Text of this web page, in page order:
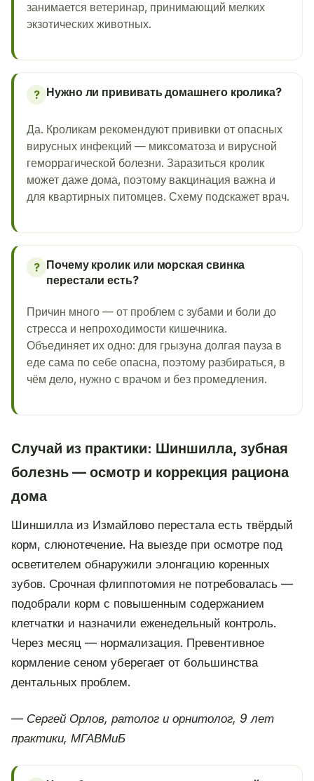
занимается ветеринар, принимающий мелких
экзотических животных.
? Нужно ли прививать домашнего кролика?
Да. Кроликам рекомендуют прививки от опасных
вирусных инфекций — миксоматоза и вирусной
геморрагической болезни. Заразиться кролик
может даже дома, поэтому вакцинация важна и
для квартирных питомцев. Схему подскажет врач.
? Почему кролик или морская свинка
перестали есть?
Причин много — от проблем с зубами и боли до
стресса и непроходимости кишечника.
Объединяет их одно: для грызуна долгая пауза в
еде сама по себе опасна, поэтому разбираться, в
чём дело, нужно с врачом и без промедления.
Случай из практики: Шиншилла, зубная
болезнь — осмотр и коррекция рациона
дома
Шиншилла из Измайлово перестала есть твёрдый
корм, слюнотечение. На выезде при осмотре под
осветителем обнаружили элонгацию коренных
зубов. Срочная флиппотомия не потребовалась —
подобрали корм с повышенным содержанием
клетчатки и назначили еженедельный контроль.
Через месяц — нормализация. Превентивное
кормление сеном уберегает от большинства
дентальных проблем.
— Сергей Орлов, ратолог и орнитолог, 9 лет
практики, МГАВМиБ